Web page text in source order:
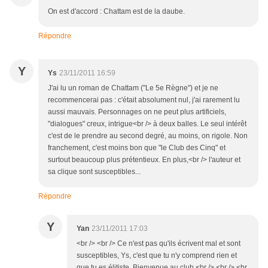
On est d'accord : Chattam est de la daube.
Répondre
Y Ys 23/11/2011 16:59
J'ai lu un roman de Chattam ("Le 5e Règne") et je ne
recommencerai pas : c'était absolument nul, j'ai rarement lu
aussi mauvais. Personnages on ne peut plus artificiels,
"dialogues" creux, intrigue<br /> à deux balles. Le seul intérêt
c'est de le prendre au second degré, au moins, on rigole. Non
franchement, c'est moins bon que "le Club des Cinq" et
surtout beaucoup plus prétentieux. En plus,<br /> l'auteur et
sa clique sont susceptibles...
Répondre
Y Yan 23/11/2011 17:03
<br /> <br /> Ce n'est pas qu'ils écrivent mal et sont
susceptibles, Ys, c'est que tu n'y comprend rien et